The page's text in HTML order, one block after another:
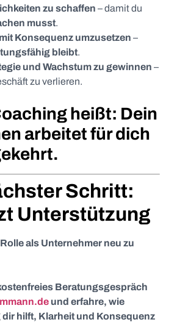
zu schaffen – damit du
musst.
Konsequenz umzusetzen –
bleibt.
und Wachstum zu gewinnen –
zu verlieren.
heißt: Dein
arbeitet für dich
Schritt:
Unterstützung
als Unternehmer neu zu
Beratungsgespräch
und erfahre, wie
hilft, Klarheit und Konsequenz